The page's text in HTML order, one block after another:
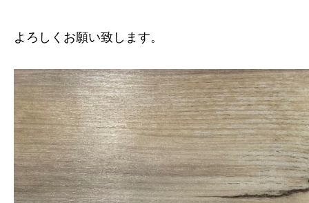
よろしくお願い致します。